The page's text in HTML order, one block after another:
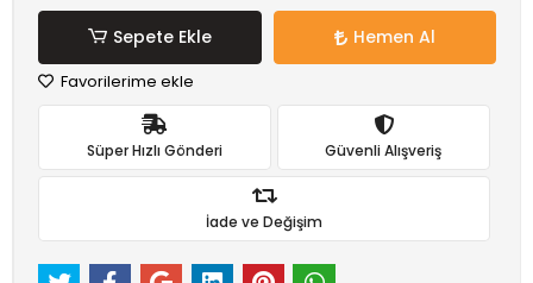
Sepete Ekle Hemen Al
Favorilerime ekle
Süper Hızlı Gönderi Güvenli Alışveriş
İade ve Değişim